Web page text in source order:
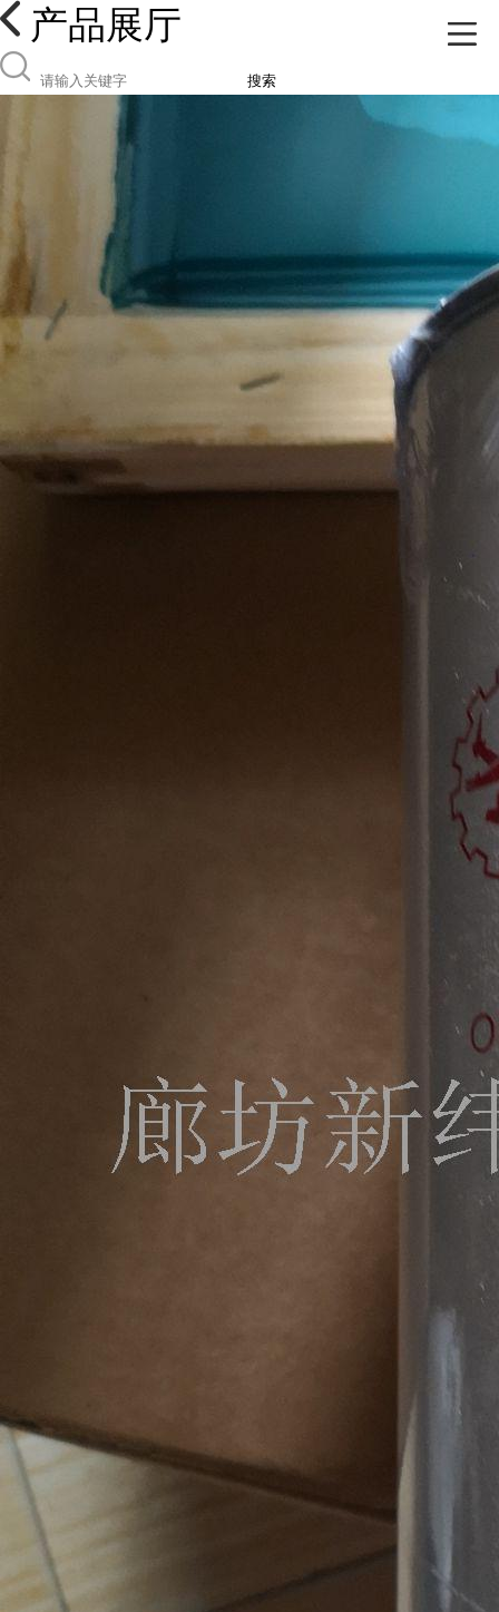
产品展厅
搜索